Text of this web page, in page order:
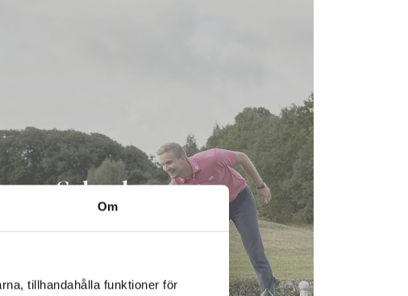
Om
tillhandahålla funktioner för
Schack